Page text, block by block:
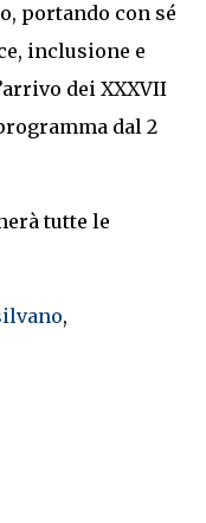
portando con sé
inclusione e
dei XXXVII
dal 2
tutte le
,